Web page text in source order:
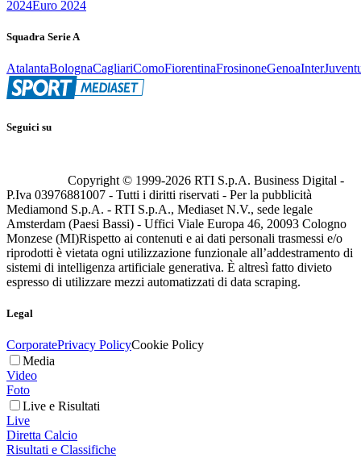
2024Euro 2024
Squadra Serie A
AtalantaBolognaCagliariComoFiorentinaFrosinoneGenoaInter
Seguici su
Copyright © 1999-2026 RTI S.p.A. Business Digital -
P.Iva 03976881007 - Tutti i diritti riservati - Per la pubblicità
Mediamond S.p.A. - RTI S.p.A., Mediaset N.V., sede legale
Amsterdam (Paesi Bassi) - Uffici Viale Europa 46, 20093 Cologno
Monzese (MI)Rispetto ai contenuti e ai dati personali trasmessi e/o
riprodotti è vietata ogni utilizzazione funzionale all’addestramento di
sistemi di intelligenza artificiale generativa. È altresì fatto divieto
espresso di utilizzare mezzi automatizzati di data scraping.
Legal
CorporatePrivacy PolicyCookie Policy
Media
Video
Foto
Live e Risultati
Live
Diretta Calcio
Risultati e Classifiche